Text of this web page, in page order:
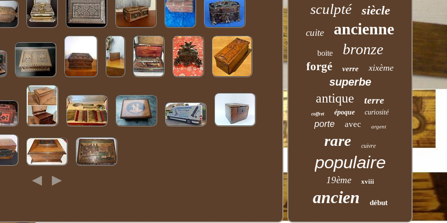
sculpté siècle
cuite ancienne
boite bronze
forgé verre xixème
superbe
antique terre
coffret époque curiosité
porte avec argent
rare cuivre
populaire
19ème xviii
ancien début